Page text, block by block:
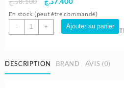
prix
initial
était :
actuel
En stock (peut être commandé)
-
quantité
de
Inox
1000W
+ Ajouter au panier
DESCRIPTION BRAND AVIS (0)